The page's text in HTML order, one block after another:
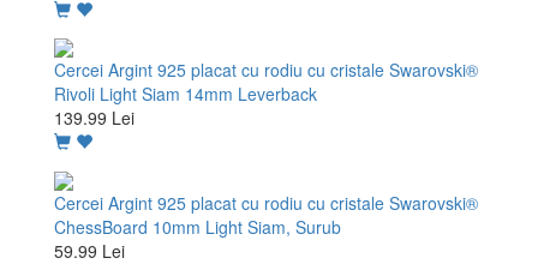
Cercei Argint 925 placat cu rodiu cu cristale Swarovski®
Rivoli Light Siam 14mm Leverback
139.99 Lei
Cercei Argint 925 placat cu rodiu cu cristale Swarovski®
ChessBoard 10mm Light Siam, Surub
59.99 Lei